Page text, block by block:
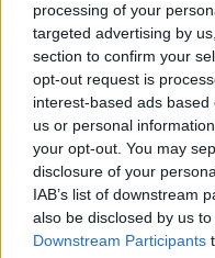
processing of your
targeted advertising by
section to confirm your
opt-out request is
interest-based ads
us or personal
your opt-out. You may
disclosure of your
IAB’s list of downstream
also be disclosed by us
Downstream Participants
Bajnai
Szólj hozzá!
A hozzászóláshoz be